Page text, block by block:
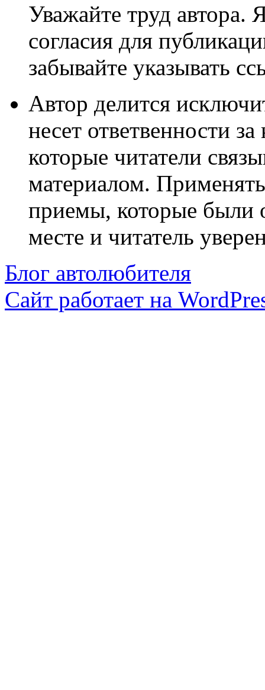
Уважайте труд автора.
согласия для
забывайте указывать
Автор делится
несет ответвенности
которые читатели
материалом.
приемы, которые были
месте и читатель
Блог автолюбителя
Сайт работает на